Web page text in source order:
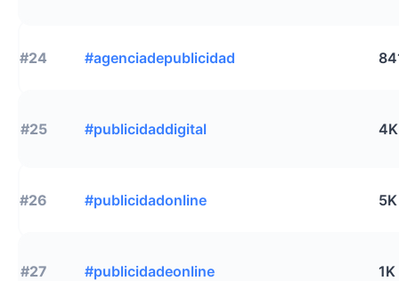
#24 #agenciadepublicidad
#25 #publicidaddigital 4K
#26 #publicidadonline 5K
#27 #publicidadeonline 1K